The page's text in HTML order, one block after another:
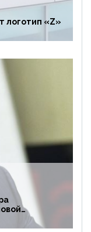
логотип «Z»
р.